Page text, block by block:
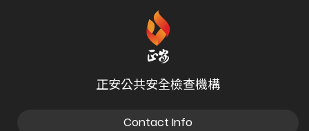
正安公共安全檢查機構
Contact Info